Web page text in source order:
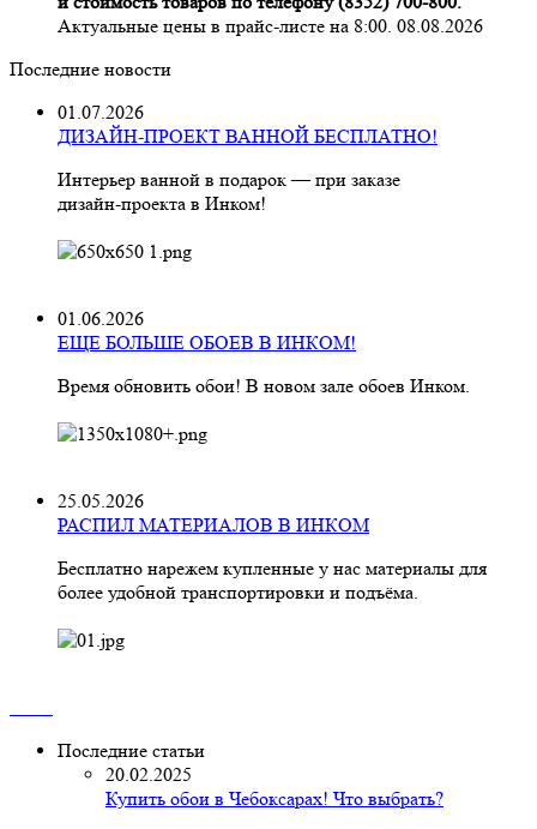
Актуальные цены в прайс-листе на 8:00. 08.08.2026
Последние новости
01.07.2026
ДИЗАЙН-ПРОЕКТ ВАННОЙ БЕСПЛАТНО!
Интерьер ванной в подарок — при заказе
дизайн‑проекта в Инком!
01.06.2026
ЕЩЕ БОЛЬШЕ ОБОЕВ В ИНКОМ!
Время обновить обои! В новом зале обоев Инком.
25.05.2026
РАСПИЛ МАТЕРИАЛОВ В ИНКОМ
Бесплатно нарежем купленные у нас материалы для
более удобной транспортировки и подъёма.
Последние статьи
20.02.2025
Купить обои в Чебоксарах! Что выбрать?